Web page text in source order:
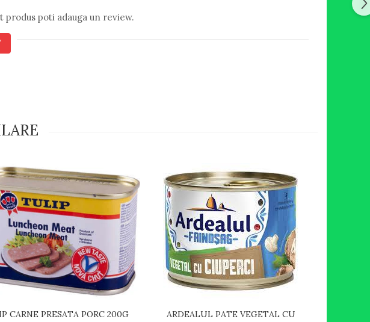
poti adauga un review.
CARNE PRESATA PORC 200G
ARDEALUL PATE VEGETAL CU